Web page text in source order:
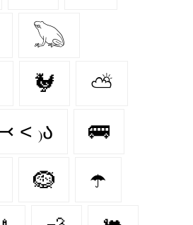
𓆏
🐓 ⛅
˂ ₎ა 🚌
🪹 ☂️